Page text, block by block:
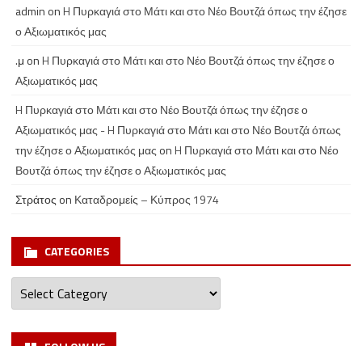
admin onH Πυρκαγιά στο Μάτι και στο Νέο Βουτζά όπως την έζησε
ο Αξιωματικός μας
.μ onH Πυρκαγιά στο Μάτι και στο Νέο Βουτζά όπως την έζησε ο
Αξιωματικός μας
H Πυρκαγιά στο Μάτι και στο Νέο Βουτζά όπως την έζησε ο
Αξιωματικός μας - H Πυρκαγιά στο Μάτι και στο Νέο Βουτζά όπως
την έζησε ο Αξιωματικός μας onH Πυρκαγιά στο Μάτι και στο Νέο
Βουτζά όπως την έζησε ο Αξιωματικός μας
Στράτος on Καταδρομείς – Κύπρος 1974
CATEGORIES
Categories